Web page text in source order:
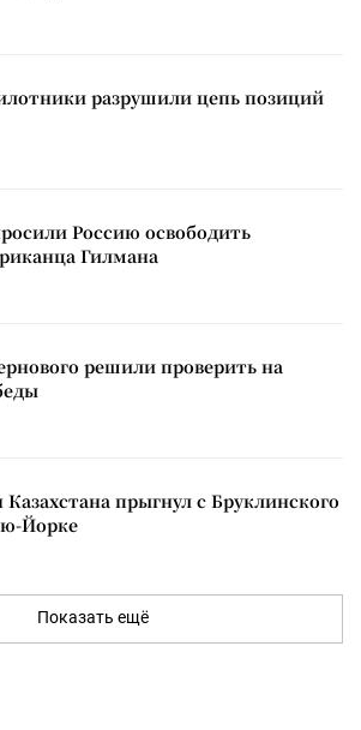
разрушили цепь позиций
Россию освободить
Гилмана
решили проверить на
прыгнул с Бруклинского
Йорке
Показать ещё